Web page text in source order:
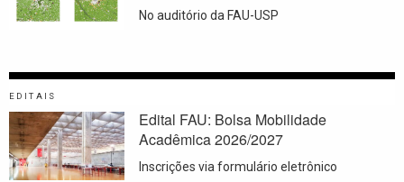
No auditório da FAU-USP
EDITAIS
Edital FAU: Bolsa Mobilidade
Acadêmica 2026/2027
Inscrições via formulário eletrônico